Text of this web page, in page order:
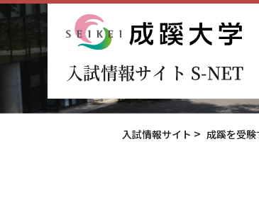
入試情報サイト S-NET
入試情報サイト 成蹊を受験